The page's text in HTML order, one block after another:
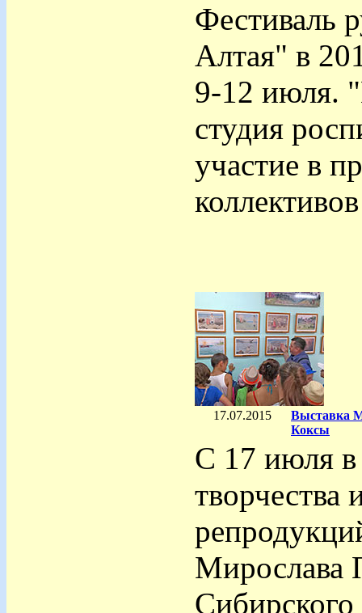
Фестиваль
Алтая" в
9-12 июля.
студия
участие в
17.07.2015
Выставка
Коксы
С 17 июля в
творчества
Мирослава